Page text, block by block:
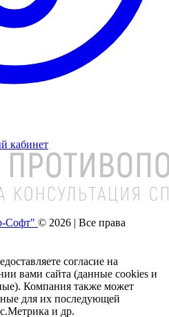
кабинет
Софт" © 2026 | Все права
согласие на
вами сайта (данные cookies и
Компания также может
для их последующей
и др.